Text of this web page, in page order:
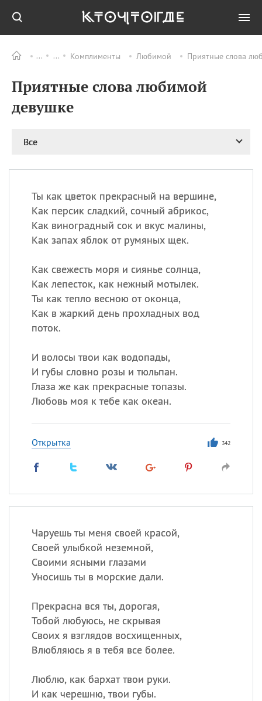
Комплименты Любимой Приятные слова
Приятные слова любимой
девушке
Все
Ты как цветок прекрасный на вершине,
Как персик сладкий, сочный абрикос,
Как виноградный сок и вкус малины,
Как запах яблок от румяных щек.
Как свежесть моря и сиянье солнца,
Как лепесток, как нежный мотылек.
Ты как тепло весною от оконца,
Как в жаркий день прохладных вод
поток.
И волосы твои как водопады,
И губы словно розы и тюльпан.
Глаза же как прекрасные топазы.
Любовь моя к тебе как океан.
Открытка 342
Чаруешь ты меня своей красой,
Своей улыбкой неземной,
Своими ясными глазами
Уносишь ты в морские дали.
Прекрасна вся ты, дорогая,
Тобой любуюсь, не скрывая
Своих я взглядов восхищенных,
Влюбляюсь я в тебя все более.
Люблю, как бархат твои руки.
И как черешню, твои губы.
ПРАЗДНИКИ Все
09.08 День памяти
Николая Чудотворца
11.08 День полета на
11.08 День Святой Клары —
покровительницы
телевидения
Сегодня празднуют именины
Герман,Иван,Клим
Посмотреть значение
происхождение